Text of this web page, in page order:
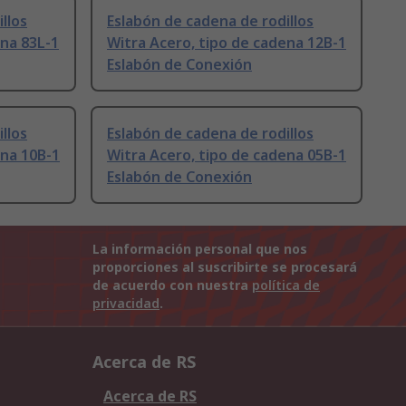
83L-1
Eslabón de cadena de rodillos
Witra Acero, tipo de cadena 12B-1
Eslabón de Conexión
10B-1
Eslabón de cadena de rodillos
Witra Acero, tipo de cadena 05B-1
Eslabón de Conexión
La información personal que nos
proporciones al suscribirte se procesará
de acuerdo con nuestra política de
privacidad.
Acerca de RS
Acerca de RS